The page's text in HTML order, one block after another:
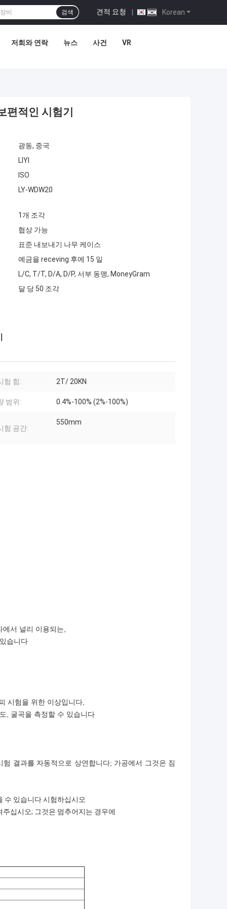
Korean
견적 요청 |
검색
저희와 연락 뉴스 사건 VR
편적인 시험기
광동, 중국
LIYI
ISO
LY-WDW20
1개 조각
협상 가능
표준 내보내기 나무 케이스
예금을 receving 후에 15 일
L/C, T/T, D/A, D/P, 서부 동맹, MoneyGram
달 당 50 조각
험 힘: 2T/ 20KN
범위: 0.4%-100% (2%-100%)
험 공간:
550mm
서 널리 이용되는,
습니다
시험을 위한 이상입니다,
, 굴곡을 측정할 수 있습니다
결과를 자동적으로 상연합니다; 가공에서 그것은 짐
수 있습니다 시험하십시오
십시오; 그것은 멈추어지는 경우에